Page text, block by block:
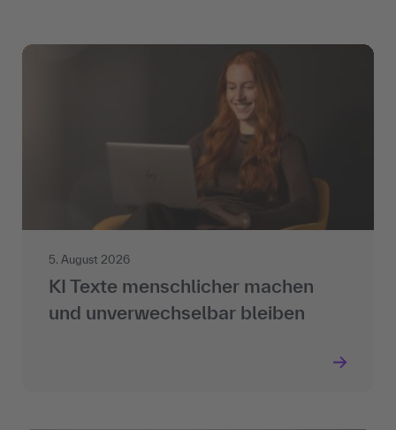
5. August 2026
KI Texte menschlicher machen
und unverwechselbar bleiben